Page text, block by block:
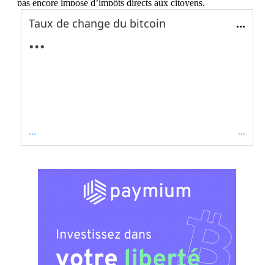
Taux de change du bitcoin ...
...
... ...